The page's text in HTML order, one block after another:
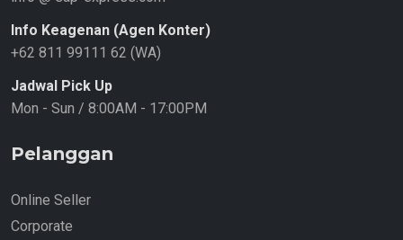
Info Keagenan (Agen Konter)
+62 811 99111 62 (WA)
Jadwal Pick Up
Mon - Sun / 8:00AM - 17:00PM
Pelanggan
Online Seller
Corporate